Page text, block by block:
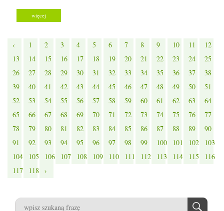
więcej
‹ 1 2 3 4 5 6 7 8 9 10 11
12
13
14 15 16 17 18 19 20 21 22 23 24
25
26
27 28 29 30 31 32 33 34 35 36 37
38
39
40 41 42 43 44 45 46 47 48 49 50
51
52
53 54 55 56 57 58 59 60 61 62 63
64
65
66 67 68 69 70 71 72 73 74 75 76
77
78
79 80 81 82 83 84 85 86 87 88 89
90
91
92 93 94 95 96 97 98 99 100 101 102
103
104
105 106 107 108 109 110 111 112 113 114 115
116
117
118 ›